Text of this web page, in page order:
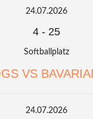
24.07.2026
4 - 25
Softballplatz
VS
24.07.2026